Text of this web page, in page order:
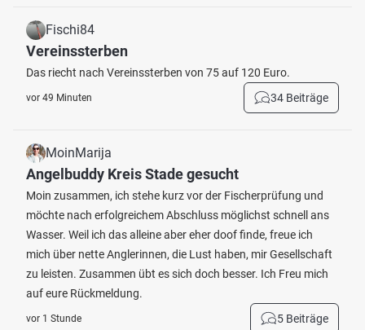
Fischi84
Vereinssterben
Das riecht nach Vereinssterben von 75 auf 120 Euro.
vor 49 Minuten 34 Beiträge
MoinMarija
Angelbuddy Kreis Stade gesucht
Moin zusammen, ich stehe kurz vor der Fischerprüfung und
möchte nach erfolgreichem Abschluss möglichst schnell ans
Wasser. Weil ich das alleine aber eher doof finde, freue ich
mich über nette Anglerinnen, die Lust haben, mir Gesellschaft
zu leisten. Zusammen übt es sich doch besser. Ich Freu mich
auf eure Rückmeldung.
vor 1 Stunde 5 Beiträge